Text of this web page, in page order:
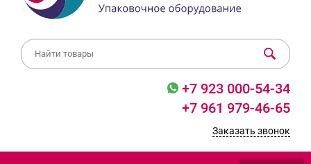
+7 923 000-54-34
+7 961 979-46-65
Заказать звонок